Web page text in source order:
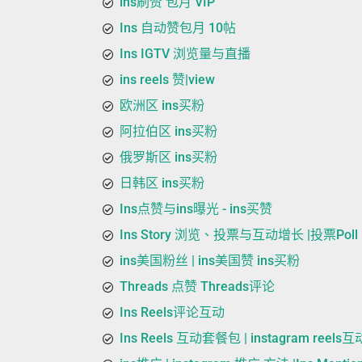
Ins 自动赞包月 10帖
Ins IGTV 浏览量与直播
ins reels 赞|view
欧洲区 ins买粉
阿拉伯区 ins买粉
俄罗斯区 ins买粉
日韩区 ins买粉
Ins点赞与ins曝光 - ins买赞
Ins Story 浏览、投票与互动增长 |投票Poll
ins美国粉丝 | ins美国赞 ins买粉
Threads 点赞 Threads评论
Ins Reels评论互动
Ins Reels 互动套餐包 | instagram reels互